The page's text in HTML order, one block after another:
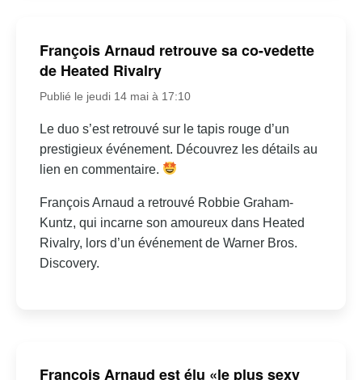
François Arnaud retrouve sa co-vedette
de Heated Rivalry
Publié le jeudi 14 mai à 17:10
Le duo s’est retrouvé sur le tapis rouge d’un
prestigieux événement. Découvrez les détails au
lien en commentaire.
François Arnaud a retrouvé Robbie Graham-
Kuntz, qui incarne son amoureux dans Heated
Rivalry, lors d’un événement de Warner Bros.
Discovery.
François Arnaud est élu «le plus sexy